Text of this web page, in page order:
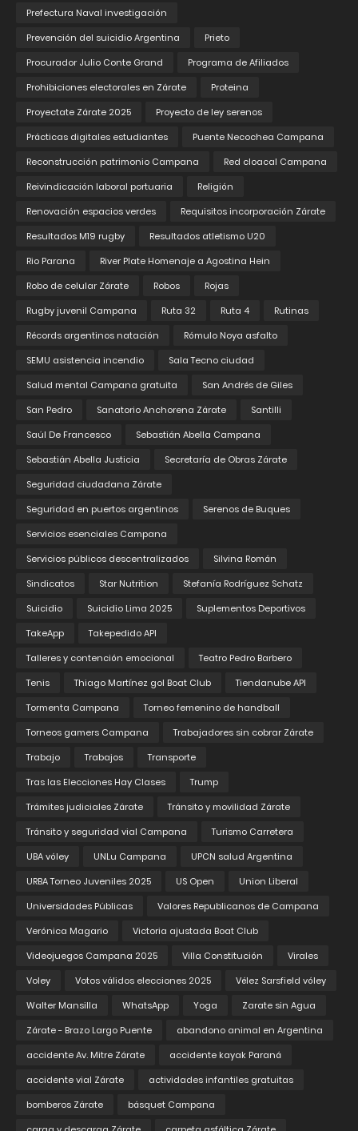
Prefectura Naval investigación
Prevención del suicidio Argentina
Prieto
Procurador Julio Conte Grand
Programa de Afiliados
Prohibiciones electorales en Zárate
Proteina
Proyectate Zárate 2025
Proyecto de ley serenos
Prácticas digitales estudiantes
Puente Necochea Campana
Reconstrucción patrimonio Campana
Red cloacal Campana
Reivindicación laboral portuaria
Religión
Renovación espacios verdes
Requisitos incorporación Zárate
Resultados M19 rugby
Resultados atletismo U20
Rio Parana
River Plate Homenaje a Agostina Hein
Robo de celular Zárate
Robos
Rojas
Rugby juvenil Campana
Ruta 32 Ruta 4
Rutinas
Récords argentinos natación
Rómulo Noya asfalto
SEMU asistencia incendio
Sala Tecno ciudad
Salud mental Campana gratuita
San Andrés de Giles
San Pedro
Sanatorio Anchorena Zárate
Santilli
Saúl De Francesco
Sebastián Abella Campana
Sebastián Abella Justicia
Secretaría de Obras Zárate
Seguridad ciudadana Zárate
Seguridad en puertos argentinos
Serenos de Buques
Servicios esenciales Campana
Servicios públicos descentralizados
Silvina Román
Sindicatos
Star Nutrition
Stefanía Rodríguez Schatz
Suicidio
Suicidio Lima 2025
Suplementos Deportivos
TakeApp
Takepedido API
Talleres y contención emocional
Teatro Pedro Barbero
Tenis
Thiago Martínez gol Boat Club
Tiendanube API
Tormenta Campana
Torneo femenino de handball
Torneos gamers Campana
Trabajadores sin cobrar Zárate
Trabajo
Trabajos
Transporte
Tras las Elecciones Hay Clases
Trump
Trámites judiciales Zárate
Tránsito y movilidad Zárate
Tránsito y seguridad vial Campana
Turismo Carretera
UBA vóley
UNLu Campana
UPCN salud Argentina
URBA Torneo Juveniles 2025
US Open
Union Liberal
Universidades Públicas
Valores Republicanos de Campana
Verónica Magario
Victoria ajustada Boat Club
Videojuegos Campana 2025
Villa Constitución
Virales
Voley
Votos válidos elecciones 2025
Vélez Sarsfield vóley
Walter Mansilla
WhatsApp Yoga
Zarate sin Agua
Zárate - Brazo Largo Puente
abandono animal en Argentina
accidente Av. Mitre Zárate
accidente kayak Paraná
accidente vial Zárate
actividades infantiles gratuitas
bomberos Zárate
básquet Campana